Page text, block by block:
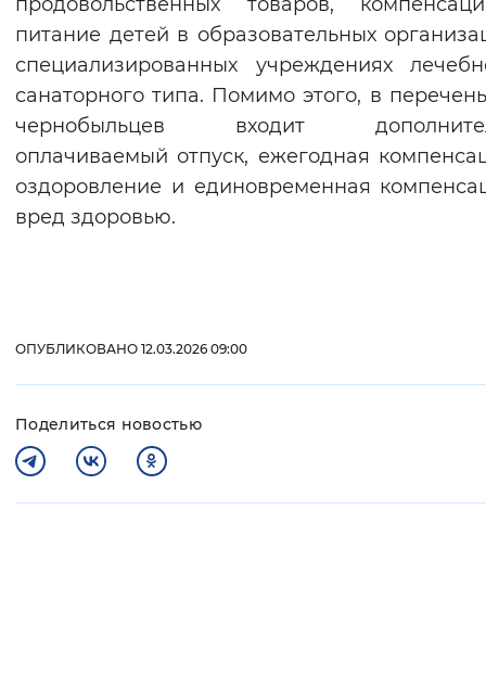
питание детей в образовательных
специализированных учреждениях
санаторного типа. Помимо этого, в
чернобыльцев входит
оплачиваемый отпуск, ежегодная
оздоровление и единовременная
вред здоровью.
ОПУБЛИКОВАНО 12.03.2026 09:00
Поделиться новостью